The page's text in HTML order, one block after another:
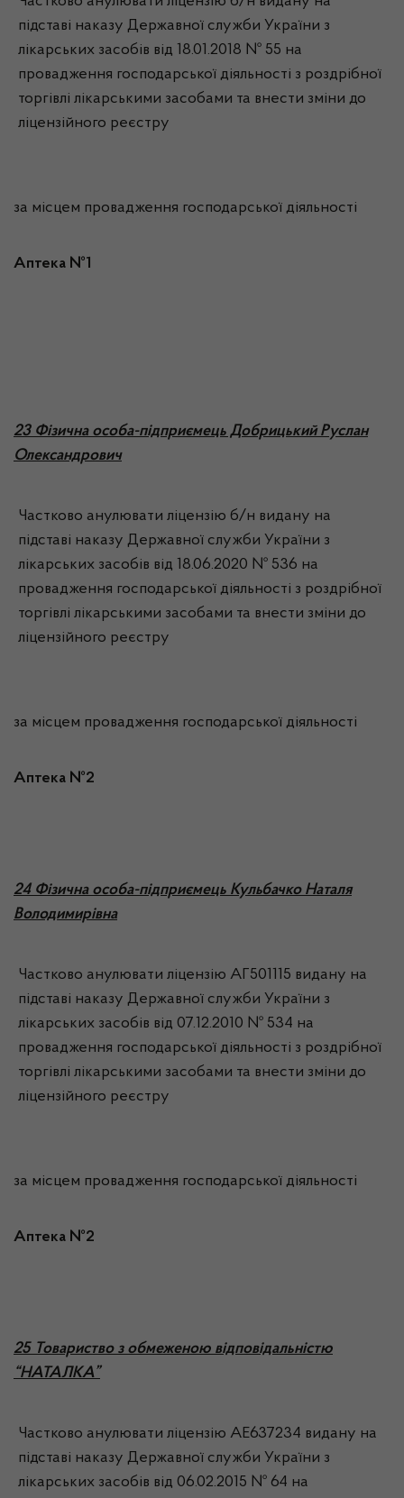
підставі наказу Державної служби України з
лікарських засобів від 18.01.2018 № 55 на
провадження господарської діяльності з роздрібної
торгівлі лікарськими засобами та внести зміни до
ліцензійного реєстру
за місцем провадження господарської діяльності
Аптека №1
23 Фізична особа-підприємець Добрицький Руслан
Олександрович
Частково анулювати ліцензію б/н видану на
підставі наказу Державної служби України з
лікарських засобів від 18.06.2020 № 536 на
провадження господарської діяльності з роздрібної
торгівлі лікарськими засобами та внести зміни до
ліцензійного реєстру
за місцем провадження господарської діяльності
Аптека №2
24 Фізична особа-підприємець Кульбачко Наталя
Володимирівна
Частково анулювати ліцензію АГ501115 видану на
підставі наказу Державної служби України з
лікарських засобів від 07.12.2010 № 534 на
провадження господарської діяльності з роздрібної
торгівлі лікарськими засобами та внести зміни до
ліцензійного реєстру
за місцем провадження господарської діяльності
Аптека №2
25 Товариство з обмеженою відповідальністю
“НАТАЛКА”
Частково анулювати ліцензію АЕ637234 видану на
підставі наказу Державної служби України з
лікарських засобів від 06.02.2015 № 64 на